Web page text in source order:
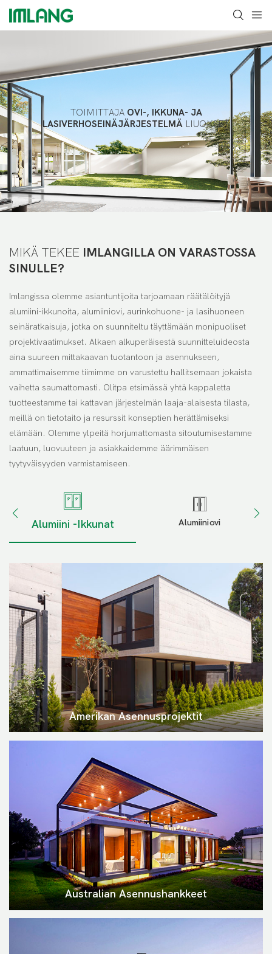
TOIMITTAJA OVI-, IKKUNA- JA
LASIVERHOSEINÄJÄRJESTELMÄ LIUOKSET
MIKÄ TEKEE IMLANGILLA ON VARASTOSSA
SINULLE?
Imlangissa olemme asiantuntijoita tarjoamaan räätälöityjä
alumiini-ikkunoita, alumiiniovi, aurinkohuone- ja lasihuoneen
seinäratkaisuja, jotka on suunniteltu täyttämään monipuoliset
projektivaatimukset. Alkaen alkuperäisestä suunnitteluideosta
aina suureen mittakaavan tuotantoon ja asennukseen,
ammattimaisemme tiimimme on varustettu hallitsemaan jokaista
vaihetta saumattomasti. Olitpa etsimässä yhtä kappaletta
tuotteestamme tai kattavan järjestelmän laaja-alaisesta tilasta,
meillä on tietotaito ja resurssit konseptien herättämiseksi
elämään. Olemme ylpeitä horjumattomasta sitoutumisestamme
laatuun, luovuuteen ja asiakkaidemme äärimmäisen
tyytyväisyyden varmistamiseen.
Alumiini -ikkunat Alumiiniovi
Amerikan Asennusprojektit
Australian Asennushankkeet